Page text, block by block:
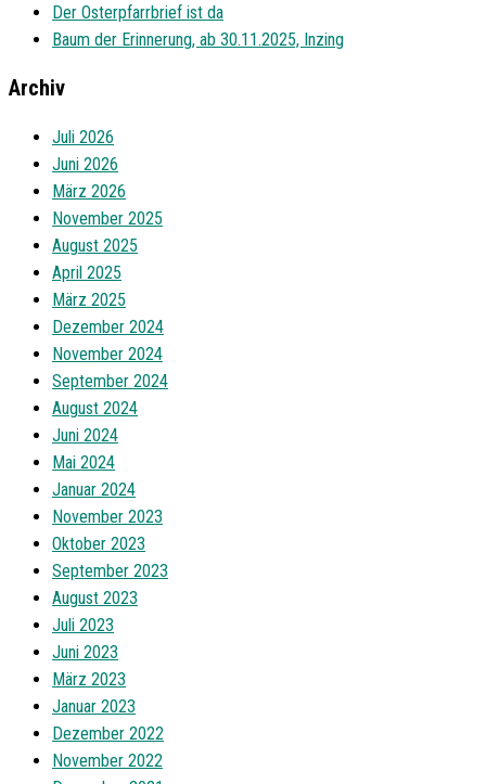
Der Osterpfarrbrief ist da
Baum der Erinnerung, ab 30.11.2025, Inzing
Archiv
Juli 2026
Juni 2026
März 2026
November 2025
August 2025
April 2025
März 2025
Dezember 2024
November 2024
September 2024
August 2024
Juni 2024
Mai 2024
Januar 2024
November 2023
Oktober 2023
September 2023
August 2023
Juli 2023
Juni 2023
März 2023
Januar 2023
Dezember 2022
November 2022